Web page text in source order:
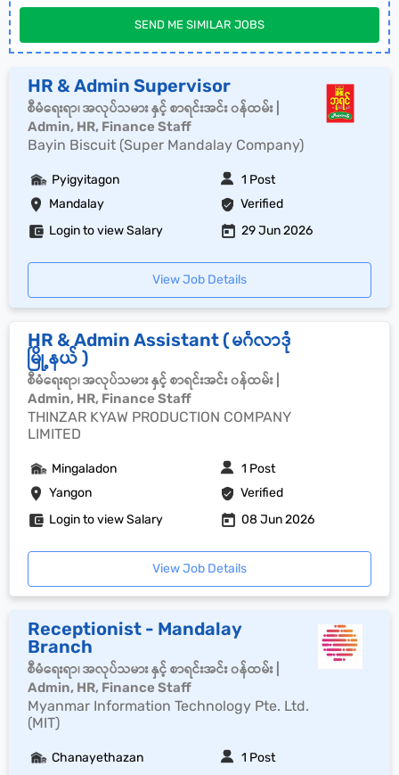
SEND ME SIMILAR JOBS
HR & Admin Supervisor
စီမံရေးရာ၊ အလုပ်သမား နှင့် စာရင်းအင်း ၀န်ထမ်း |
Admin, HR, Finance Staff
Bayin Biscuit (Super Mandalay Company)
Mandalay Verified
Pyigyitagon 1 Post
Login to view Salary 29 Jun 2026
View Job Details
HR & Admin Assistant ( မင်္ဂလာဒုံ
မြို့နယ် )
စီမံရေးရာ၊ အလုပ်သမား နှင့် စာရင်းအင်း ၀န်ထမ်း |
Admin, HR, Finance Staff
THINZAR KYAW PRODUCTION COMPANY
LIMITED
Yangon Verified
Mingaladon 1 Post
Login to view Salary 08 Jun 2026
View Job Details
Receptionist - Mandalay
Branch
စီမံရေးရာ၊ အလုပ်သမား နှင့် စာရင်းအင်း ၀န်ထမ်း |
Admin, HR, Finance Staff
Myanmar Information Technology Pte. Ltd.
(MIT)
Chanayethazan 1 Post